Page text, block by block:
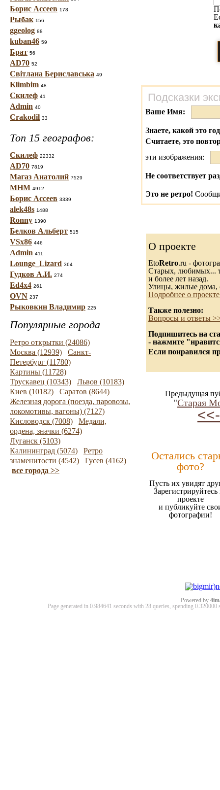
Борис Ассеев 178
Рыбак 156
ggeolog 88
kuban46 59
Брат 56
AD70 52
Світлана Бериславська 49
Klimbim 48
Скилеф 41
Admin 40
Crakodil 33
Топ 15 географов:
Скилеф 22332
AD70 7819
Магаз Анатолий 7529
МНМ 4912
Борис Ассеев 3339
alek48s 1488
Ronny 1390
Белков Альберт 515
VSx86 446
Admin 411
Lounge_Lizard 364
Гудков А.И. 274
Ed4x4 261
OVN 237
Рыковкин Владимир 225
Популярные города
Ретро открытки (24086)
Москва (12939)
Санкт-
Петербург (11780)
Картины (11728)
Трускавец (10343)
Львов (10183)
Киев (10182)
Саратов (8644)
Железная дорога (поезда, паровозы,
локомотивы, вагоны) (7127)
Кисловодск (7008)
Медали,
ордена, значки (6274)
Луганск (5103)
Калининград (5074)
Ретро
знаменитости (4542)
Гусев (4162)
все города >>
Подсказки
Ваше Имя:
Знаете, какой это
Считаете, это
эти изображения:
Не соответствует
Это не ретро!
О проекте
EtoRetro.ru -
Старых, любимых...
и более лет назад.
Улицы, жилые дома,
Подробнее о
Также полезно:
Вопросы и ответы
Подпишитесь на
- нажмите
Если понравился
Предыдущая
"Старая
<<-
Остались
фото?
Пусть их увидят
Зарегистрируйтесь
проекте
и публикуйте
фотографии!
Powered by
Page generated in 0.984641 seconds with 28 queries, spending